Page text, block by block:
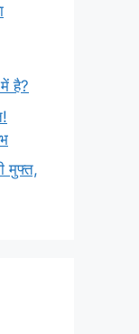
है?
मुफ्त,